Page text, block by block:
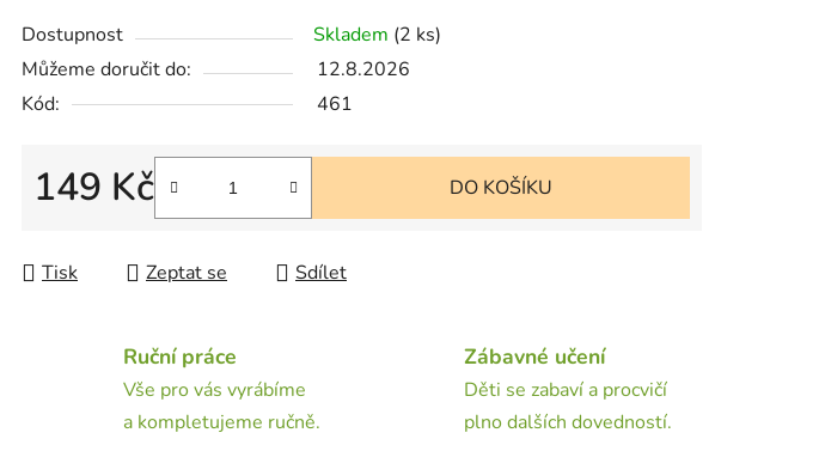
Dostupnost Skladem (2 ks)
Můžeme doručit do:
12.8.2026
Kód:
461
149 Kč DO KOŠÍKU
Tisk Zeptat se Sdílet
Ruční práce
Vše pro vás vyrábíme
a kompletujeme ručně.
Zábavné učení
Děti se zabaví a procvičí
plno dalších dovedností.